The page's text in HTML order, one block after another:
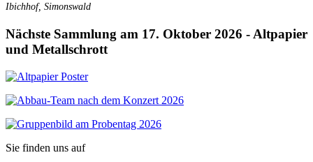
Ibichhof, Simonswald
Nächste Sammlung am 17. Oktober 2026 - Altpapier
und Metallschrott
Sie finden uns auf